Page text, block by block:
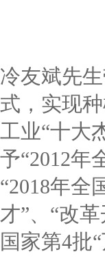
冷友斌先
式，实现
工业“十大
予“2012年
“2018年全
才”、“改
国家第4批